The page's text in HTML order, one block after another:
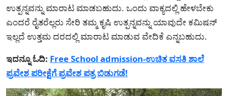
ಉತ್ಪನ್ನವನ್ನು ಮಾರಾಟ ಮಾಡಬಹುದು. ಒಂದು ವಾಕ್ಯದಲ್ಲಿ ಹೇಳಬೇಕು
ಎಂದರೆ ರೈತರೆಲ್ಲರು ಸೇರಿ ತಮ್ಮ ಕೃಷಿ ಉತ್ಪನ್ನವನ್ನು ಯಾವುದೇ ಕಮಿಷನ್
ಇಲ್ಲದೆ ಉತ್ತಮ ದರದಲ್ಲಿ ಮಾರಾಟ ಮಾಡುವ ವೇದಿಕೆ ಎನ್ನಬಹುದು.
ಇದನ್ನೂ ಓದಿ: Free School admission-ಉಚಿತ ವಸತಿ ಶಾಲೆ
ಪ್ರವೇಶ ಪರೀಕ್ಷೆಗೆ ಪ್ರವೇಶ ಪತ್ರ ಬಿಡುಗಡೆ!